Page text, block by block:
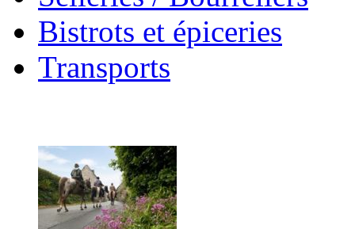
Bistrots et épiceries
Transports